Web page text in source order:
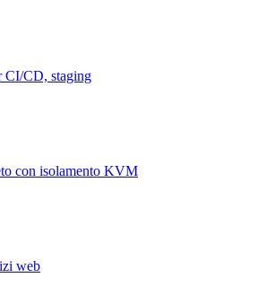
CI/CD, staging
con isolamento KVM
web